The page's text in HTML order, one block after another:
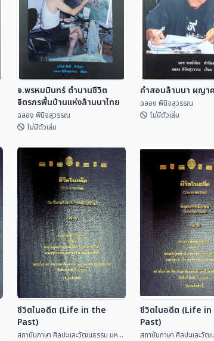
จ.พรหมมินทร์ ตำนาน
ชีวิตจิตรกรพื้นบ้านแห่ง
ล้านนาไทย
ฉลอง พินิจสุวรรณ
จ.พรหมมินทร์ ตำนานชีวิต
จิตรกรพื้นบ้านแห่งล้านนาไทย
ฉลอง พินิจสุวรรณ
ไม่มีตัวเล่ม
คำสอนล้านนา ผ
เมือง
ฉลอง พินิจสุวรรณ
คำสอนล้านนา ผญา
ฉลอง พินิจสุวรรณ
ไม่มีตัวเล่ม
ชีวิตในอดีต (Life in the
Past)
สถาบันภาษา ศิลปะและวัฒนธรรม มห...
ชีวิตในอดีต (Life
Past)
สถาบันภาษา ศิลปะและวัฒ